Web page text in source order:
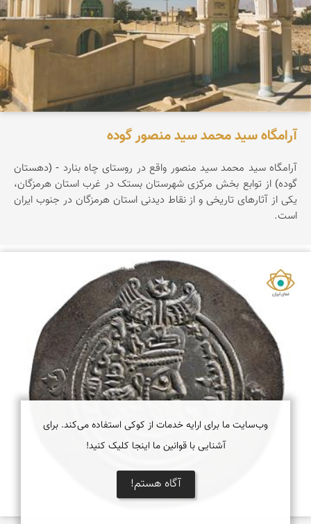
آرامگاه سید محمد سید منصور گوده
آرامگاه سید محمد سید منصور واقع در روستای چاه بنارد - (دهستان
گوده) از توابع بخش مرکزی شهرستان بستک در غرب استان هرمزگان،
یکی از آثارهای تاریخی و از نقاط دیدنی استان هرمزگان در جنوب ایران
است.
نمای ایران
وب‌سایت ما برای ارایه خدمات از کوکی استفاده می‌کند. برای
آشنایی با قوانین ما اینجا کلیک کنید!
آگاه هستم!